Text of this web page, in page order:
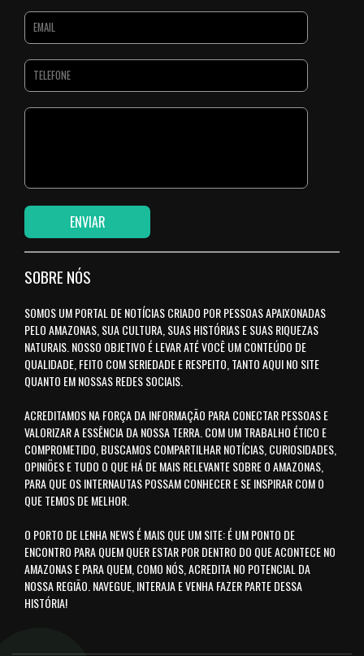
SOBRE NÓS
SOMOS UM PORTAL DE NOTÍCIAS CRIADO POR PESSOAS APAIXONADAS
PELO AMAZONAS, SUA CULTURA, SUAS HISTÓRIAS E SUAS RIQUEZAS
NATURAIS. NOSSO OBJETIVO É LEVAR ATÉ VOCÊ UM CONTEÚDO DE
QUALIDADE, FEITO COM SERIEDADE E RESPEITO, TANTO AQUI NO SITE
QUANTO EM NOSSAS REDES SOCIAIS.
ACREDITAMOS NA FORÇA DA INFORMAÇÃO PARA CONECTAR PESSOAS E
VALORIZAR A ESSÊNCIA DA NOSSA TERRA. COM UM TRABALHO ÉTICO E
COMPROMETIDO, BUSCAMOS COMPARTILHAR NOTÍCIAS, CURIOSIDADES,
OPINIÕES E TUDO O QUE HÁ DE MAIS RELEVANTE SOBRE O AMAZONAS,
PARA QUE OS INTERNAUTAS POSSAM CONHECER E SE INSPIRAR COM O
QUE TEMOS DE MELHOR.
O PORTO DE LENHA NEWS É MAIS QUE UM SITE: É UM PONTO DE
ENCONTRO PARA QUEM QUER ESTAR POR DENTRO DO QUE ACONTECE NO
AMAZONAS E PARA QUEM, COMO NÓS, ACREDITA NO POTENCIAL DA
NOSSA REGIÃO. NAVEGUE, INTERAJA E VENHA FAZER PARTE DESSA
HISTÓRIA!